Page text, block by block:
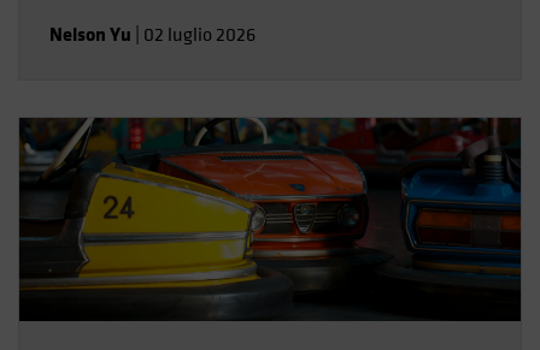
Nelson Yu 02 luglio 2026